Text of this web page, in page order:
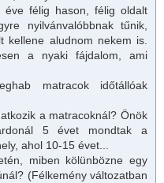
félig hason, félig oldalt
nyilvánvalóbbnak tűnik,
kellene aludnom nekem is.
a nyaki fájdalom, ami
matracok időtállóak
a matracoknál? Önök
5 évet mondtak a
ahol 10-15 évet...
miben kölünbözne egy
(Félkemény változatban